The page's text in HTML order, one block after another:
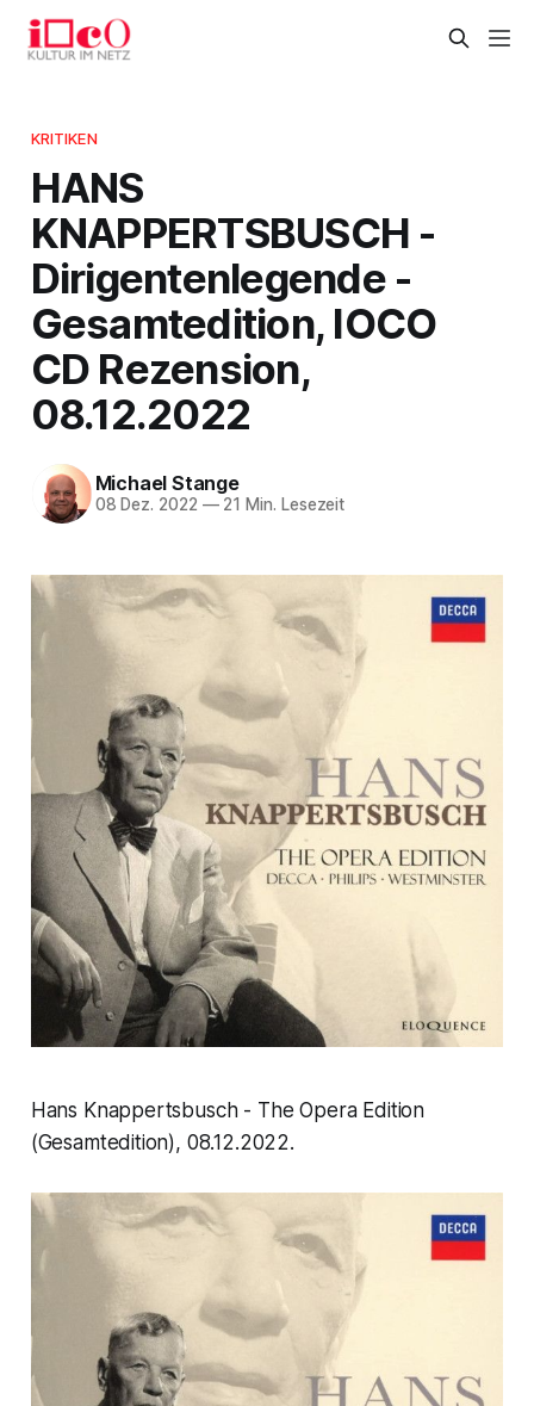
KRITIKEN
HANS
KNAPPERTSBUSCH -
Dirigentenlegende -
Gesamtedition, IOCO
CD Rezension,
08.12.2022
Michael Stange
08 Dez. 2022 —21 Min. Lesezeit
Hans Knappertsbusch - The Opera Edition
(Gesamtedition), 08.12.2022.